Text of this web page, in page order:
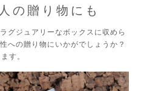
の贈り物にも
グジュアリーなボックスに収めら
への贈り物にいかがでしょうか？
す。